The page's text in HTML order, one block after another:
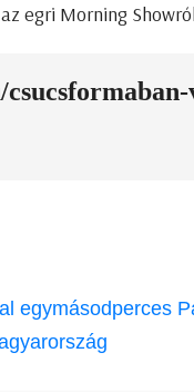
egri Morning
egymásodperces